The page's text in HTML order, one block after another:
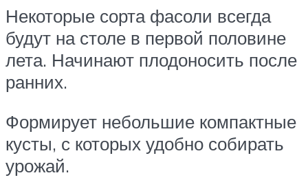
Некоторые сорта фасоли всегда
будут на столе в первой половине
лета. Начинают плодоносить после
ранних.
Формирует небольшие компактные
кусты, с которых удобно собирать
урожай.